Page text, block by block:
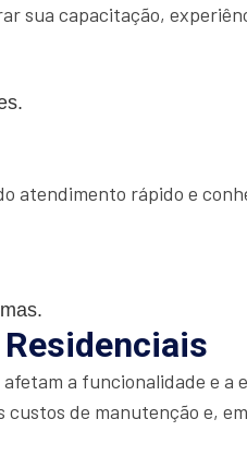
sua capacitação,
atendimento rápido e
a funcionalidade e
de manutenção e,